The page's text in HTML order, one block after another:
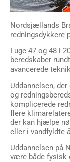
Nordsjællands
redningsdykkere
I uge 47 og 48 i
beredskaber
avancerede
Uddannelsen,
og
komplicerede
flere
der kan hjælpe
eller i vandfyldte
Uddannelsen på
være både fysisk